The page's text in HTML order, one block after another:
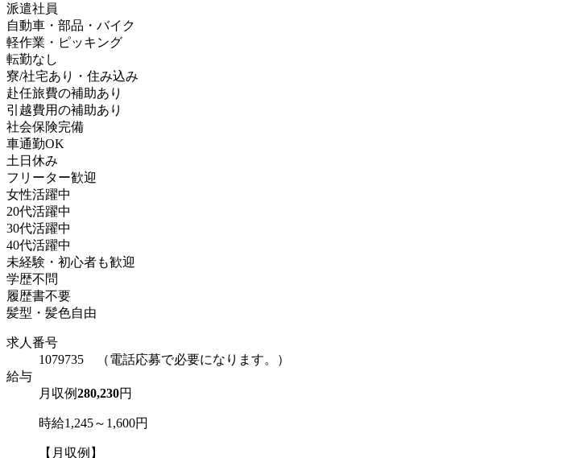
派遣社員
自動車・部品・バイク
軽作業・ピッキング
転勤なし
寮/社宅あり・住み込み
赴任旅費の補助あり
引越費用の補助あり
社会保険完備
車通勤OK
土日休み
フリーター歓迎
女性活躍中
20代活躍中
30代活躍中
40代活躍中
未経験・初心者も歓迎
学歴不問
履歴書不要
髪型・髪色自由
求人番号
1079735 （電話応募で必要になります。）
給与
月収例280,230円
時給1,245～1,600円
【月収例】